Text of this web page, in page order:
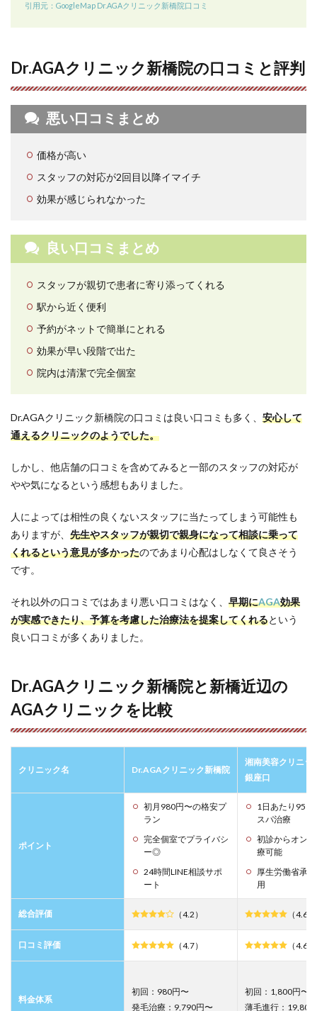
引用元：GoogleMap Dr.AGAクリニック新橋院口コミ
Dr.AGAクリニック新橋院の口コミと評判
悪い口コミまとめ
価格が高い
スタッフの対応が2回目以降イマイチ
効果が感じられなかった
良い口コミまとめ
スタッフが親切で患者に寄り添ってくれる
駅から近く便利
予約がネットで簡単にとれる
効果が早い段階で出た
院内は清潔で完全個室
Dr.AGAクリニック新橋院の口コミは良い口コミも多く、 安心して
通えるクリニックのようでした。
しかし、他店舗の口コミを含めてみると一部のスタッフの対応が
やや気になるという感想もありました。
人によっては相性の良くないスタッフに当たってしまう可能性も
ありますが、 先生やスタッフが親切で親身になって相談に乗って
くれるという意見が多かったのであまり心配はしなくて良さそう
です。
それ以外の口コミではあまり悪い口コミはなく、 早期にAGA効果
が実感できたり、予算を考慮した治療法を提案してくれるという
良い口コミが多くありました。
Dr.AGAクリニック新橋院と新橋近辺の
AGAクリニックを比較
クリニック名 Dr.AGAクリニック新橋院
湘南美容クリニッ
銀座口
ポイント
初月980円〜の格安プ
ラン
完全個室でプライバシ
ー◎
24時間LINE相談サポ
ート
1日あたり95円
スパ治療
初診からオン
療可能
厚生労働省承
用
総合評価 （4.2） （4.6）
口コミ評価 （4.7） （4.6）
料金体系
初回：980円〜
発毛治療：9,790円〜
初回：1,800円〜
薄毛進行：19,800